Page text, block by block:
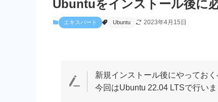
Ubuntuをインストール後に
エキスパート Ubuntu 2023年4月15日
新規インストール後にやってお
今回はUbuntu 22.04 LTSで行い